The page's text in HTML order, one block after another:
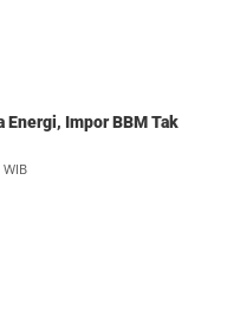
Energi, Impor BBM Tak